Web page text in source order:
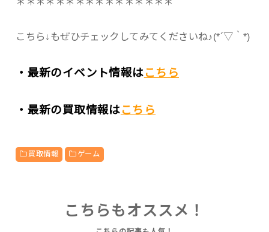
こちら↓もぜひチェックしてみてくださいね♪(*´▽｀*)
・最新のイベント情報はこちら
・最新の買取情報はこちら
買取情報 ゲーム
こちらもオススメ！